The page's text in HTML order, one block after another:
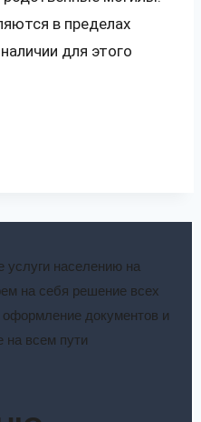
в пределах
для этого
населению на
на себя решение всех
оформление документов и
на всем пути